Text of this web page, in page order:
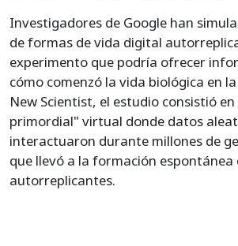
Investigadores de Google han
de formas de vida digital
experimento que podría ofrecer
cómo comenzó la vida biológica en
New Scientist, el estudio consistió
primordial" virtual donde datos
interactuaron durante millones de
que llevó a la formación
autorreplicantes.